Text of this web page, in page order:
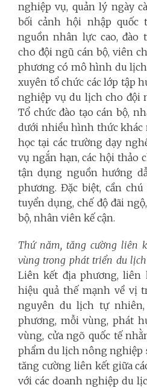
nghiệp vụ, quản lý ngày
bối cảnh hội nhập quốc
nguồn nhân lực cao, đào
cho đội ngũ cán bộ, viên
phương có mô hình du
xuyên tổ chức các lớp tập
nghiệp vụ du lịch cho đội
Tổ chức đào tạo cán bộ,
dưới nhiều hình thức khác
học tại các trường dạy
vụ ngắn hạn, các hội thảo
tận dụng nguồn hướng
phương. Đặc biệt, cần
tuyển dụng, chế độ đãi
bộ, nhân viên kế cận.
Thứ năm, tăng cường liên
vùng trong phát triển du
Liên kết địa phương, liên
hiệu quả thế mạnh về vị
nguyên du lịch tự
phương, mỗi vùng, phát
vùng, cửa ngõ quốc tế
phẩm du lịch nông nghiệp
tăng cường liên kết giữa
với các doanh nghiệp du